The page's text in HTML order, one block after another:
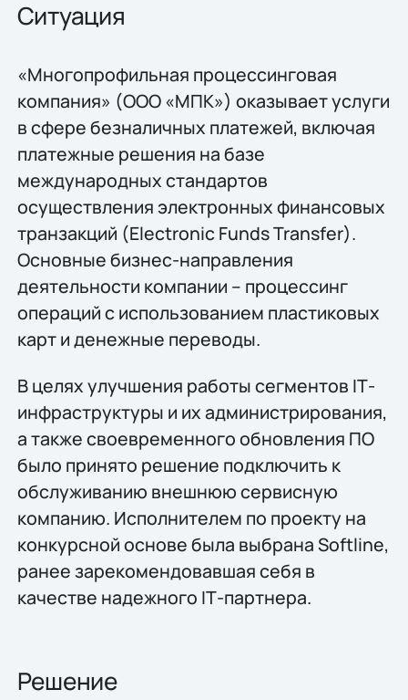
Ситуация
«Многопрофильная процессинговая
компания» (ООО «МПК») оказывает услуги
в сфере безналичных платежей, включая
платежные решения на базе
международных стандартов
осуществления электронных финансовых
транзакций (Electronic Funds Transfer).
Основные бизнес-направления
деятельности компании – процессинг
операций с использованием пластиковых
карт и денежные переводы.
В целях улучшения работы сегментов IТ-
инфраструктуры и их администрирования,
а также своевременного обновления ПО
было принято решение подключить к
обслуживанию внешнюю сервисную
компанию. Исполнителем по проекту на
конкурсной основе была выбрана Softline,
ранее зарекомендовавшая себя в
качестве надежного IТ-партнера.
Решение